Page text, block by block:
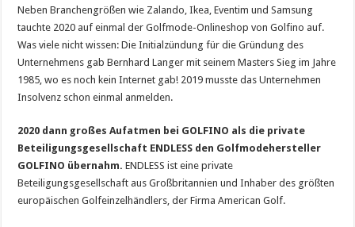
Neben Branchengrößen wie Zalando, Ikea, Eventim und Samsung
tauchte 2020 auf einmal der Golfmode-Onlineshop von Golfino auf.
Was viele nicht wissen: Die Initialzündung für die Gründung des
Unternehmens gab Bernhard Langer mit seinem Masters Sieg im Jahre
1985, wo es noch kein Internet gab! 2019 musste das Unternehmen
Insolvenz schon einmal anmelden.
2020 dann großes Aufatmen bei GOLFINO als die private
Beteiligungsgesellschaft ENDLESS den Golfmodehersteller
GOLFINO übernahm.ENDLESS ist eine private
Beteiligungsgesellschaft aus Großbritannien und Inhaber des größten
europäischen Golfeinzelhändlers, der Firma American Golf.